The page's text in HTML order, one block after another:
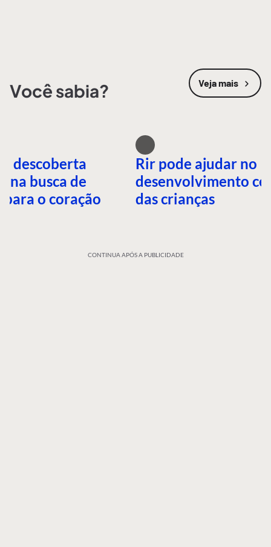
Você sabia? Veja mais
descoberta
na busca de
o coração
Rir pode ajudar no
desenvolvimento
das crianças
CONTINUA APÓS A PUBLICIDADE